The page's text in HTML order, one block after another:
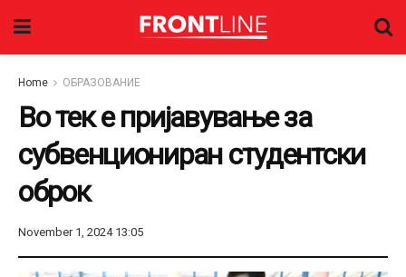
Home ОБРАЗОВАНИЕ
Во тек е пријавување за
субвенциониран студентски
оброк
November 1, 2024 13:05